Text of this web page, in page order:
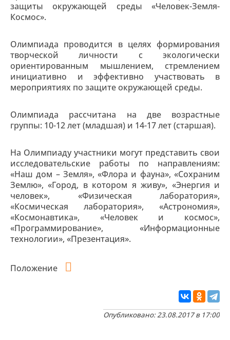
защиты окружающей среды «Человек-Земля-
Космос».
Олимпиада проводится в целях формирования
творческой личности с экологически
ориентированным мышлением, стремлением
инициативно и эффективно участвовать в
мероприятиях по защите окружающей среды.
Олимпиада рассчитана на две возрастные
группы: 10-12 лет (младшая) и 14-17 лет (старшая).
На Олимпиаду участники могут представить свои
исследовательские работы по направлениям:
«Наш дом – Земля», «Флора и фауна», «Сохраним
Землю», «Город, в котором я живу», «Энергия и
человек», «Физическая лаборатория»,
«Космическая лаборатория», «Астрономия»,
«Космонавтика», «Человек и космос»,
«Программирование», «Информационные
технологии», «Презентация».
Положение
Опубликовано: 23.08.2017 в 17:00